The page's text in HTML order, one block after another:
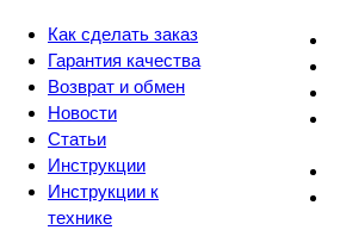
Как сделать заказ
Гарантия качества
Возврат и обмен
Новости
Статьи
Инструкции
Инструкции к
технике